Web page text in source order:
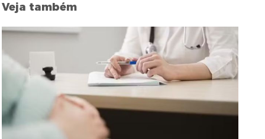
Veja também